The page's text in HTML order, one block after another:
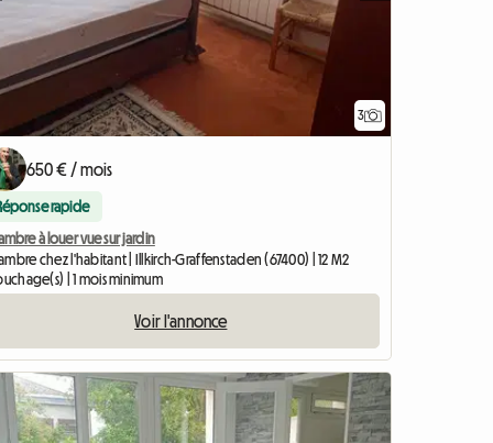
3
650 € / mois
rapide
à louer vue sur jardin
chez l'habitant | Illkirch-Graffenstaden (67400) | 12 M2
| 1 mois minimum
Voir l'annonce